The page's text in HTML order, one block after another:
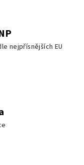
nejpřísnějších EU